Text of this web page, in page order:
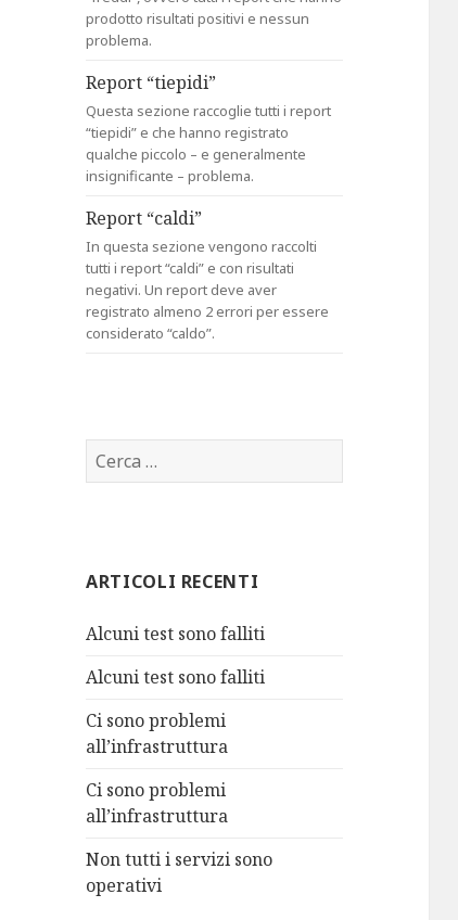
prodotto risultati positivi e nessun
problema.
Report “tiepidi”
Questa sezione raccoglie tutti i report
“tiepidi” e che hanno registrato
qualche piccolo – e generalmente
insignificante – problema.
Report “caldi”
In questa sezione vengono raccolti
tutti i report “caldi” e con risultati
negativi. Un report deve aver
registrato almeno 2 errori per essere
considerato “caldo”.
R
i
c
p
r
:
ARTICOLI RECENTI
Alcuni test sono falliti
Alcuni test sono falliti
Ci sono problemi
all’infrastruttura
Ci sono problemi
all’infrastruttura
Non tutti i servizi sono
operativi